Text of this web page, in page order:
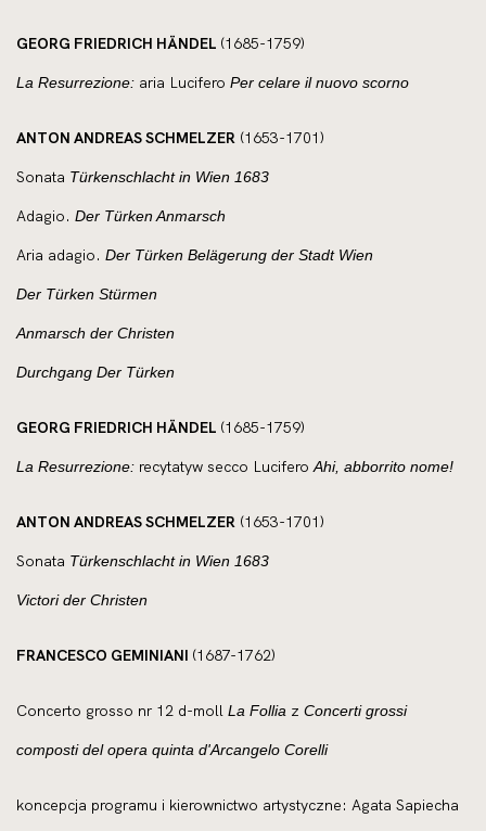
GEORG FRIEDRICH HÄNDEL (1685-1759)
La Resurrezione: aria Lucifero Per celare il nuovo scorno
ANTON ANDREAS SCHMELZER (1653-1701)
Sonata Türkenschlacht in Wien 1683
Adagio. Der Türken Anmarsch
Aria adagio. Der Türken Belägerung der Stadt Wien
Der Türken Stürmen
Anmarsch der Christen
Durchgang Der Türken
GEORG FRIEDRICH HÄNDEL (1685-1759)
La Resurrezione: recytatyw secco LuciferoAhi, abborrito nome!
ANTON ANDREAS SCHMELZER (1653-1701)
Sonata Türkenschlacht in Wien 1683
Victori der Christen
FRANCESCO GEMINIANI (1687-1762)
Concerto grosso nr 12 d-moll La Follia z Concerti grossi
composti del opera quinta d'Arcangelo Corelli
koncepcja programu i kierownictwo artystyczne: Agata Sapiecha